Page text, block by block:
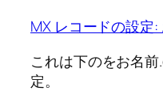
MX レコードの設定
これは下のをお名
定。